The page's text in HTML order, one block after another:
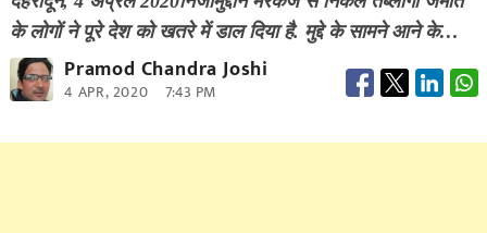
के लोगों ने पूरे देश को खतरे में डाल दिया है. मुद्दे के सामने आने के…
Pramod Chandra Joshi
4 APR, 2020 7:43 PM